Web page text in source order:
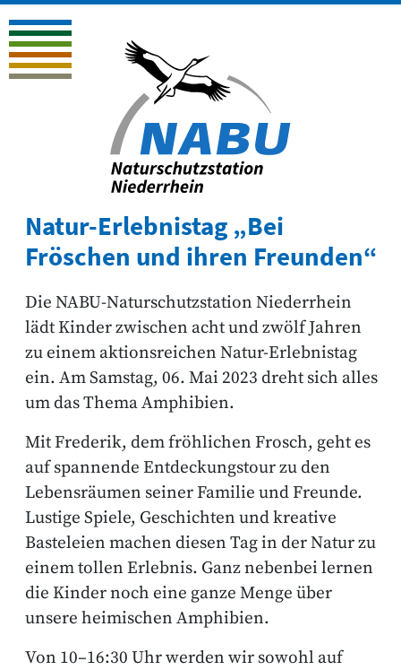
Natur-Erlebnistag „Bei
Fröschen und ihren Freunden“
Die NABU-Naturschutzstation Niederrhein
lädt Kinder zwischen acht und zwölf Jahren
zu einem aktionsreichen Natur-Erlebnistag
ein. Am Samstag, 06. Mai 2023 dreht sich alles
um das Thema Amphibien.
Mit Frederik, dem fröhlichen Frosch, geht es
auf spannende Entdeckungstour zu den
Lebensräumen seiner Familie und Freunde.
Lustige Spiele, Geschichten und kreative
Basteleien machen diesen Tag in der Natur zu
einem tollen Erlebnis. Ganz nebenbei lernen
die Kinder noch eine ganze Menge über
unsere heimischen Amphibien.
Von 10–16:30 Uhr werden wir sowohl auf